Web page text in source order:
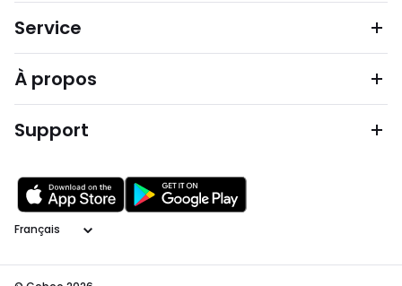
Service
À propos
Support
Langage